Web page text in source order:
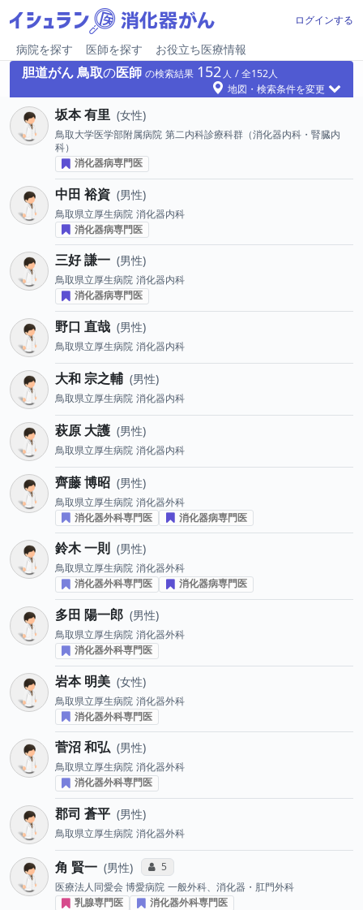
ログインする
病院を探す 医師を探す お役立ち医療情報
胆道がん鳥取の医師 の検索結果 152 152
地図・検索条件を変更
坂本 有里 女性
鳥取大学医学部附属病院 第二内科診療科群（消化器内科・腎臓内
科）
消化器病専門医
中田 裕資 男性
鳥取県立厚生病院 消化器内科
消化器病専門医
三好 謙一 男性
鳥取県立厚生病院 消化器内科
消化器病専門医
野口 直哉 男性
鳥取県立厚生病院 消化器内科
大和 宗之輔 男性
鳥取県立厚生病院 消化器内科
萩原 大護 男性
鳥取県立厚生病院 消化器内科
齊藤 博昭 男性
鳥取県立厚生病院 消化器外科
消化器外科専門医
消化器病専門医
鈴木 一則 男性
鳥取県立厚生病院 消化器外科
消化器外科専門医
消化器病専門医
多田 陽一郎 男性
鳥取県立厚生病院 消化器外科
消化器外科専門医
岩本 明美 女性
鳥取県立厚生病院 消化器外科
消化器外科専門医
菅沼 和弘 男性
鳥取県立厚生病院 消化器外科
消化器外科専門医
郡司 蒼平 男性
鳥取県立厚生病院 消化器外科
角 賢一 男性 コミュニケーション・タイプ投票数
5
医療法人同愛会 博愛病院 一般外科、消化器・肛門外科
乳腺専門医
消化器外科専門医